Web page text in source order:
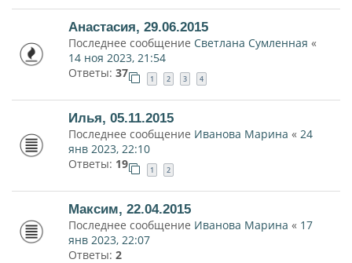
Анастасия, 29.06.2015
Последнее сообщение Светлана Сумленная «
14 ноя 2023, 21:54
Ответы: 37 1 2 3 4
Илья, 05.11.2015
Последнее сообщение Иванова Марина « 24
янв 2023, 22:10
Ответы: 19 1 2
Максим, 22.04.2015
Последнее сообщение Иванова Марина « 17
янв 2023, 22:07
Ответы: 2